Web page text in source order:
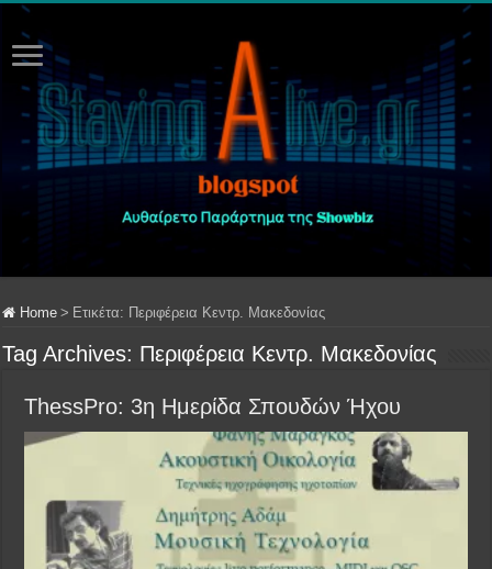
Home > Ετικέτα: Περιφέρεια Κεντρ. Μακεδονίας
Tag Archives: Περιφέρεια Κεντρ. Μακεδονίας
ThessPro: 3η Ημερίδα Σπουδών Ήχου